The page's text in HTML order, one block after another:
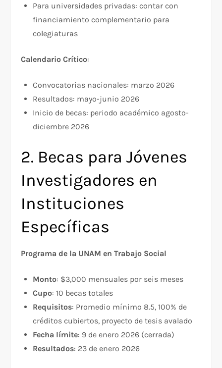
Para universidades privadas: contar con
financiamiento complementario para
colegiaturas
Calendario Crítico:​
Convocatorias nacionales: marzo 2026
Resultados: mayo-junio 2026
Inicio de becas: periodo académico agosto-
diciembre 2026
2. Becas para Jóvenes
Investigadores en
Instituciones
Específicas
Programa de la UNAM en Trabajo Social
Monto: $3,000 mensuales por seis meses​
Cupo: 10 becas totales
Requisitos: Promedio mínimo 8.5, 100% de
créditos cubiertos, proyecto de tesis avalado
Fecha límite: 9 de enero 2026 (cerrada)
Resultados: 23 de enero 2026​